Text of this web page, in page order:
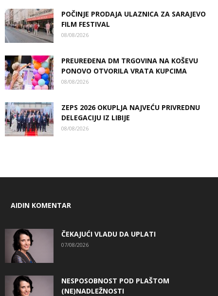
POČINJE PRODAJA ULAZNICA ZA SARAJEVO
FILM FESTIVAL
08/08/2026
PREUREĐENA DM TRGOVINA NA KOŠEVU
PONOVO OTVORILA VRATA KUPCIMA
08/08/2026
ZEPS 2026 OKUPLJA NAJVEĆU PRIVREDNU
DELEGACIJU IZ LIBIJE
08/08/2026
AIDIN KOMENTAR
ČEKAJUĆI VLADU DA UPLATI
07/08/2026
NESPOSOBNOST POD PLAŠTOM
(NE)NADLEŽNOSTI